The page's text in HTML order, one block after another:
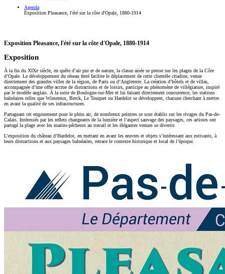
Agenda
Exposition Pleasance, l'été sur la côte d'Opale, 1880-1914
Exposition Pleasance, l'été sur la côte d'Opale, 1880-1914
Exposition
À la fin du XIXe siècle, en quête d’air pur et de nature, la classe aisée se presse sur les plages de la Côte
d’Opale. Le développement du réseau ferré facilite le déplacement de cette clientèle citadine, venue
directement des grandes villes de la région, de Paris ou d’Angleterre. La création d’hôtels et de villas,
accompagnée d’une offre accrue de distractions et de loisirs, participe au phénomène de villégiature, inspiré
par le modèle anglais. À la suite de Boulogne-sur-Mer et lui faisant directement concurrence, les stations
balnéaires telles que Wimereux, Berck, Le Touquet ou Hardelot se développent, chacune cherchant à mettre
en avant la qualité de ses infrastructures.
Partageant cet engouement pour le plein air, de nombreux peintres se sont établis sur les rivages du Pas-de-
Calais. Intéressés par les reflets changeants de la lumière et l’aspect sauvage des paysages, ces artistes ont
partagé la plage avec les marins-pêcheurs au travail et les élégantes venues se divertir.
L’exposition du château d’Hardelot, en mettant en avant les œuvres et objets s’intéressant aux estivants, à
leurs distractions et aux paysages balnéaires, retrace le contexte historique et local de l’époque.